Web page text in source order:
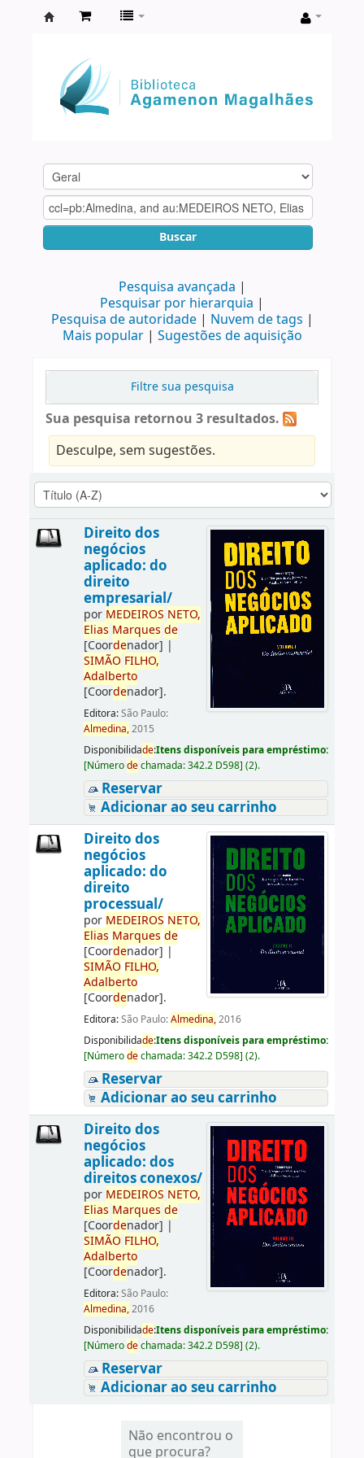
Agamenon
Magalhães
Buscar
Pesquisa avançada
Pesquisar por hierarquia
Pesquisa de autoridade
Nuvem de tags
Mais popular
Sugestões de aquisição
Filtre sua pesquisa
Sua pesquisa retornou 3 resultados.
Desculpe, sem sugestões.
Direito dos
negócios
aplicado: do
direito
empresarial/
por MEDEIROS NETO,
Elias Marques de
[Coordenador] |
SIMÃO FILHO,
Adalberto
[Coordenador].
Editora:São Paulo:
Almedina,2015
Disponibilidade:Itens disponíveis para empréstimo:
[Númerodechamada:342.2 D598] (2).
Reservar
Adicionar ao seu carrinho
Direito dos
negócios
aplicado: do
direito
processual/
por MEDEIROS NETO,
Elias Marques de
[Coordenador] |
SIMÃO FILHO,
Adalberto
[Coordenador].
Editora:São Paulo:Almedina,2016
Disponibilidade:Itens disponíveis para empréstimo:
[Númerodechamada:342.2 D598] (2).
Reservar
Adicionar ao seu carrinho
Direito dos
negócios
aplicado: dos
direitos conexos/
por MEDEIROS NETO,
Elias Marques de
[Coordenador] |
SIMÃO FILHO,
Adalberto
[Coordenador].
Editora:São Paulo:
Almedina,2016
Disponibilidade:Itens disponíveis para empréstimo:
[Númerodechamada:342.2 D598] (2).
Reservar
Adicionar ao seu carrinho
Não encontrou o
que procura?